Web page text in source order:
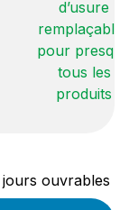
d’usure
remplaçables
pour
tous les
produits
ouvrables